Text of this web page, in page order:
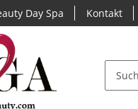
Day Spa Kontakt